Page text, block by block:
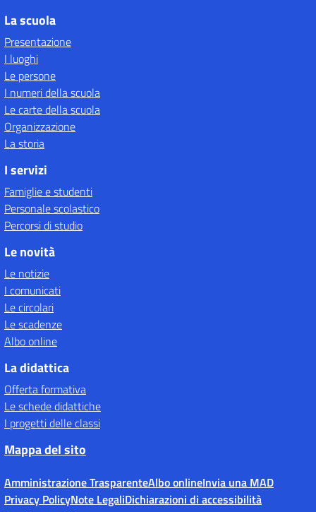
La scuola
Presentazione
I luoghi
Le persone
I numeri della scuola
Le carte della scuola
Organizzazione
La storia
I servizi
Famiglie e studenti
Personale scolastico
Percorsi di studio
Le novità
Le notizie
I comunicati
Le circolari
Le scadenze
Albo online
La didattica
Offerta formativa
Le schede didattiche
I progetti delle classi
Mappa del sito
Amministrazione TrasparenteAlbo onlineInvia una MAD
Privacy PolicyNote LegaliDichiarazioni di accessibilità